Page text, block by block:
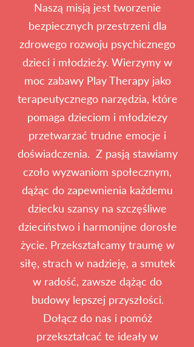
Naszą misją jest tworzenie
bezpiecznych przestrzeni dla
zdrowego rozwoju psychicznego
dzieci i młodzieży. Wierzymy w
moc zabawy Play Therapy jako
terapeutycznego narzędzia, które
pomaga dzieciom i młodziezy
przetwarzać trudne emocje i
doświadczenia. Z pasją stawiamy
czoło wyzwaniom społecznym,
dążąc do zapewnienia każdemu
dziecku szansy na szczęśliwe
dzieciństwo i harmonijne dorosłe
życie. Przekształcamy traumę w
siłę, strach w nadzieję, a smutek
w radość, zawsze dążąc do
budowy lepszej przyszłości.
Dołącz do nas i pomóż
przekształcać te ideały w